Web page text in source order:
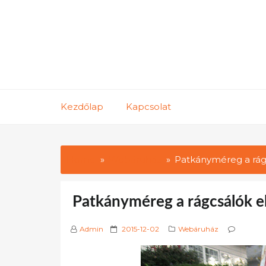
Kezdőlap Kapcsolat
Patkányméreg a
Patkányméreg a rágcsálók
Admin
P 2015-12-02 Webáruház